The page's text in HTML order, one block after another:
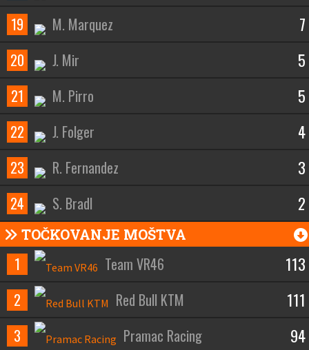
19 M. Marquez 7
20 J. Mir 5
21 M. Pirro 5
22 J. Folger 4
23 R. Fernandez 3
24 S. Bradl 2
TOČKOVANJE MOŠTVA
1 Team VR46 113
2 Red Bull KTM 111
3 Pramac Racing 94